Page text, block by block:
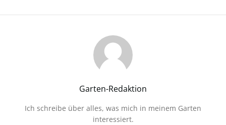
Garten-Redaktion
Ich schreibe über alles, was mich in meinem Garten
interessiert.